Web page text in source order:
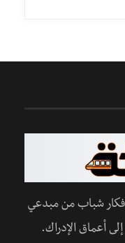
شباب من مبدعي
أعماق الإدراك.